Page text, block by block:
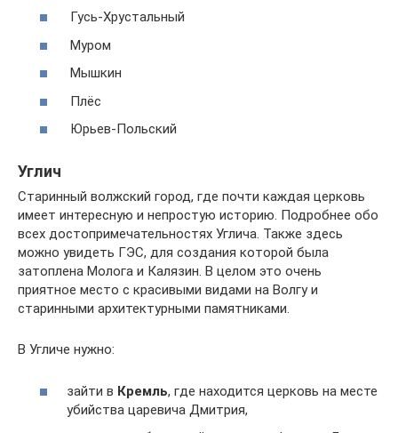
Гусь-Хрустальный
Муром
Мышкин
Плёс
Юрьев-Польский
Углич
Старинный волжский город, где почти каждая церковь
имеет интересную и непростую историю. Подробнее обо
всех достопримечательностях Углича. Также здесь
можно увидеть ГЭС, для создания которой была
затоплена Молога и Калязин. В целом это очень
приятное место с красивыми видами на Волгу и
старинными архитектурными памятниками.
В Угличе нужно:
зайти в Кремль, где находится церковь на месте
убийства царевича Дмитрия,